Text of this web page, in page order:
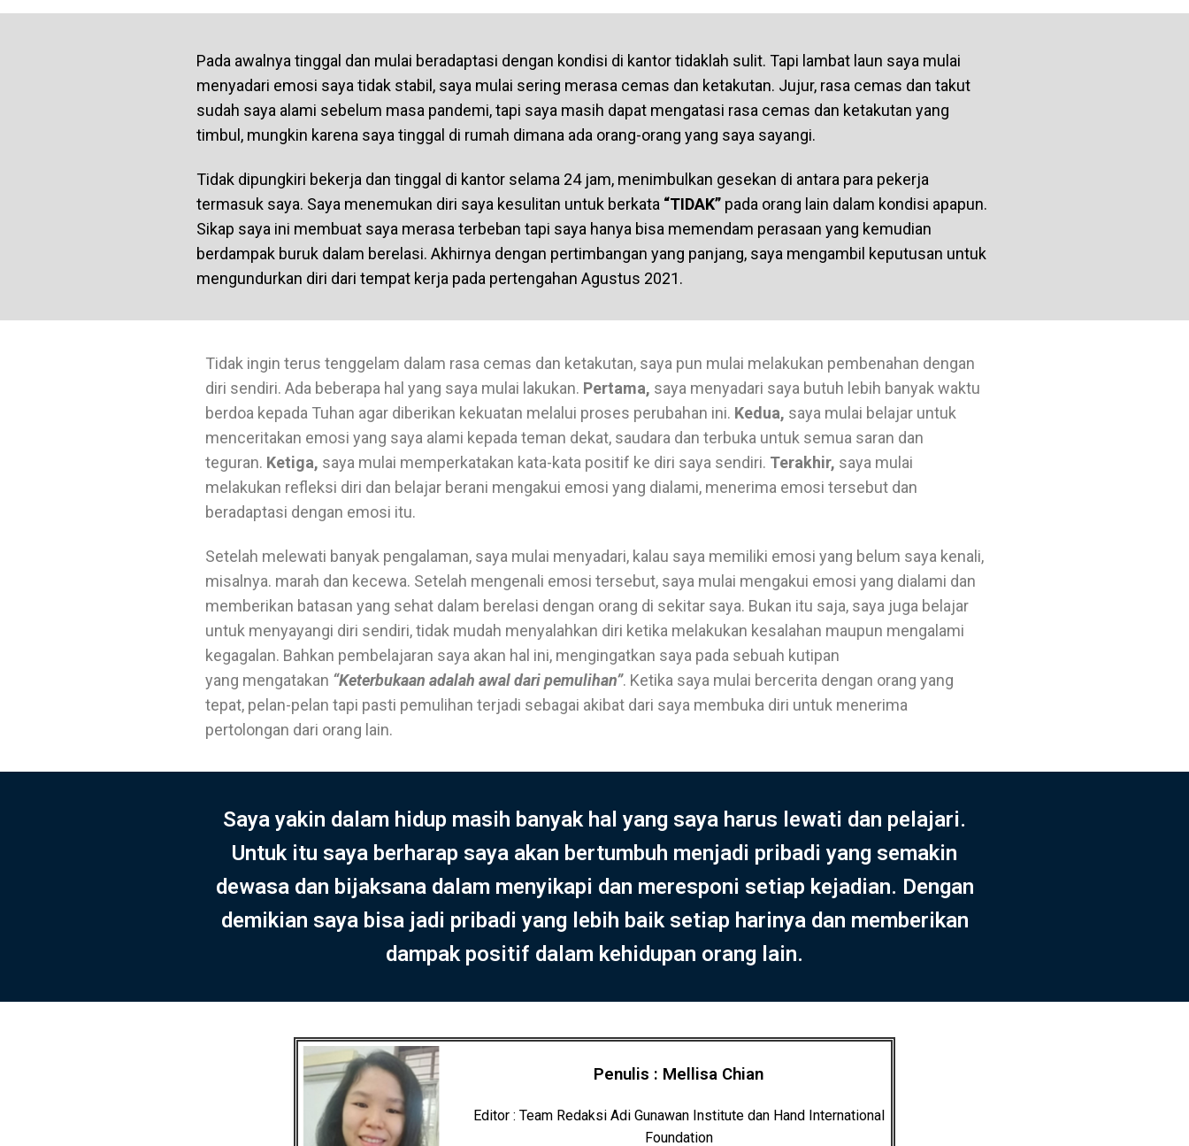
Pada awalnya tinggal dan mulai beradaptasi dengan kondisi di kantor tidaklah sulit. Tapi lambat laun saya mulai
menyadari emosi saya tidak stabil, saya mulai sering merasa cemas dan ketakutan. Jujur, rasa cemas dan takut
sudah saya alami sebelum masa pandemi, tapi saya masih dapat mengatasi rasa cemas dan ketakutan yang
timbul, mungkin karena saya tinggal di rumah dimana ada orang-orang yang saya sayangi.
Tidak dipungkiri bekerja dan tinggal di kantor selama 24 jam, menimbulkan gesekan di antara para pekerja
termasuk saya. Saya menemukan diri saya kesulitan untuk berkata “TIDAK” pada orang lain dalam kondisi apapun.
Sikap saya ini membuat saya merasa terbeban tapi saya hanya bisa memendam perasaan yang kemudian
berdampak buruk dalam berelasi. Akhirnya dengan pertimbangan yang panjang, saya mengambil keputusan untuk
mengundurkan diri dari tempat kerja pada pertengahan Agustus 2021.
Tidak ingin terus tenggelam dalam rasa cemas dan ketakutan, saya pun mulai melakukan pembenahan dengan
diri sendiri. Ada beberapa hal yang saya mulai lakukan. Pertama, saya menyadari saya butuh lebih banyak waktu
berdoa kepada Tuhan agar diberikan kekuatan melalui proses perubahan ini. Kedua, saya mulai belajar untuk
menceritakan emosi yang saya alami kepada teman dekat, saudara dan terbuka untuk semua saran dan
teguran. Ketiga, saya mulai memperkatakan kata-kata positif ke diri saya sendiri. Terakhir, saya mulai
melakukan refleksi diri dan belajar berani mengakui emosi yang dialami, menerima emosi tersebut dan
beradaptasi dengan emosi itu.
Setelah melewati banyak pengalaman, saya mulai menyadari, kalau saya memiliki emosi yang belum saya kenali,
misalnya. marah dan kecewa. Setelah mengenali emosi tersebut, saya mulai mengakui emosi yang dialami dan
memberikan batasan yang sehat dalam berelasi dengan orang di sekitar saya. Bukan itu saja, saya juga belajar
untuk menyayangi diri sendiri, tidak mudah menyalahkan diri ketika melakukan kesalahan maupun mengalami
kegagalan. Bahkan pembelajaran saya akan hal ini, mengingatkan saya pada sebuah kutipan
yang mengatakan “Keterbukaan adalah awal dari pemulihan”. Ketika saya mulai bercerita dengan orang yang
tepat, pelan-pelan tapi pasti pemulihan terjadi sebagai akibat dari saya membuka diri untuk menerima
pertolongan dari orang lain.
Saya yakin dalam hidup masih banyak hal yang saya harus lewati dan pelajari.
Untuk itu saya berharap saya akan bertumbuh menjadi pribadi yang semakin
dewasa dan bijaksana dalam menyikapi dan meresponi setiap kejadian. Dengan
demikian saya bisa jadi pribadi yang lebih baik setiap harinya dan memberikan
dampak positif dalam kehidupan orang lain.
Penulis : Mellisa Chian
Editor : Team Redaksi Adi Gunawan Institute dan Hand International
Foundation